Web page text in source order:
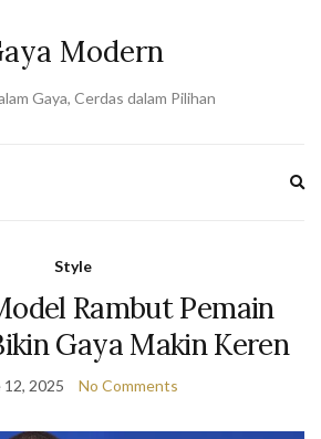
Modern
Gaya, Cerdas dalam Pilihan
Style
Rambut Pemain
Gaya Makin Keren
12, 2025 No Comments